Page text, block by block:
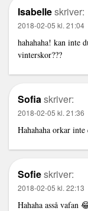
Isabelleskriver:
2018-02-05 kl. 21:04
hahahaha! kan inte
vinterskor???
Sofia skriver:
2018-02-05 kl. 21:36
Hahahaha orkar
Sofieskriver:
2018-02-05 kl. 22:13
Hahaha asså vafan